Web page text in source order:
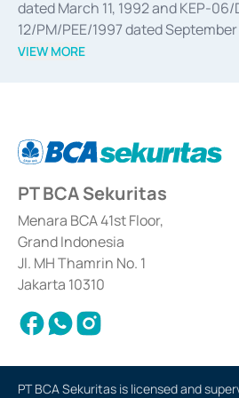
dated March 11, 1992 and KEP-
12/PM/PEE/1997 dated
divestments, and joint ventures
Settlement of Commercial Paper
VIEW MORE
PT BCA Sekuritas
Menara BCA 41st Floor,
Grand Indonesia
Jl. MH Thamrin No. 1
Jakarta 10310
PT BCA Sekuritas is licensed and